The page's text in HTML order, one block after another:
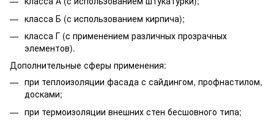
класса Б (с использованием кирпича);
класса Г (с применением различных прозрачных
элементов).
Дополнительные сферы применения:
при теплоизоляции фасада с сайдингом, профнастилом,
досками;
при термоизоляции внешних стен бесшовного типа;